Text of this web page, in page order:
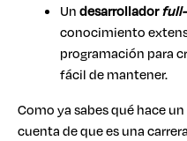
Undesarrollador
conocimiento
programación para
fácil de mantener.
Como ya sabes qué hace
cuenta de que es una